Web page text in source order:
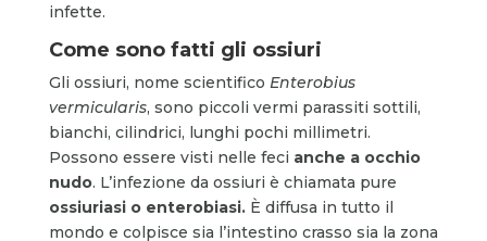
infette.
Come sono fatti gli ossiuri
Gli ossiuri, nome scientifico Enterobius
vermicularis, sono piccoli vermi parassiti sottili,
bianchi, cilindrici, lunghi pochi millimetri.
Possono essere visti nelle feci anche a occhio
nudo. L’infezione da ossiuri è chiamata pure
ossiuriasi o enterobiasi. È diffusa in tutto il
mondo e colpisce sia l’intestino crasso sia la zona